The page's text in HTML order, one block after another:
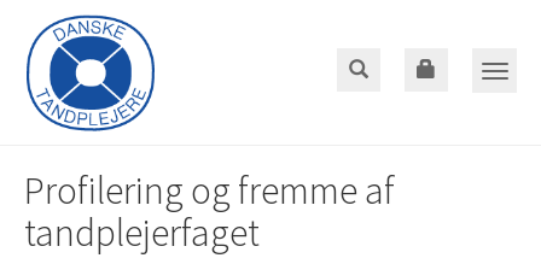
hoved-
indhold
Profilering og fremme af
tandplejerfaget